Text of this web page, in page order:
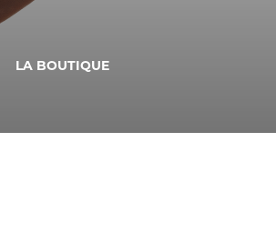
LA BOUTIQUE